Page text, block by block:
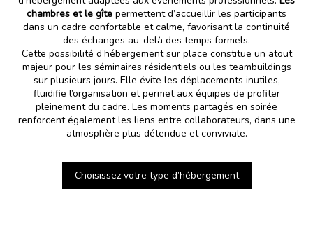
chambres et le gîte permettent d’accueillir les participants
dans un cadre confortable et calme, favorisant la continuité
des échanges au-delà des temps formels.
Cette possibilité d’hébergement sur place constitue un atout
majeur pour les séminaires résidentiels ou les teambuildings
sur plusieurs jours. Elle évite les déplacements inutiles,
fluidifie l’organisation et permet aux équipes de profiter
pleinement du cadre. Les moments partagés en soirée
renforcent également les liens entre collaborateurs, dans une
atmosphère plus détendue et conviviale.
Choisissez votre type d’hébergement